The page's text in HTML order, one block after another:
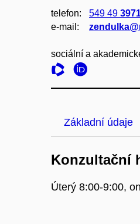
telefon: 549 49
e‑mail:
sociální a
Základní údaje
Konzultační
Úterý 8:00-9:00,